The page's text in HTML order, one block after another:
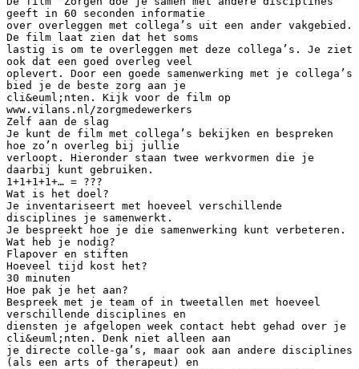
geeft in 60 seconden informatie
over overleggen met collega’s uit een ander vakgebied.
De film laat zien dat het soms
lastig is om te overleggen met deze collega’s. Je ziet
ook dat een goed overleg veel
oplevert. Door een goede samenwerking met je collega’s
bied je de beste zorg aan je
cli&euml;nten. Kijk voor de film op
www.vilans.nl/zorgmedewerkers
Zelf aan de slag
Je kunt de film met collega’s bekijken en bespreken
hoe zo’n overleg bij jullie
verloopt. Hieronder staan twee werkvormen die je
daarbij kunt gebruiken.
1+1+1+1+… = ???
Wat is het doel?
Je inventariseert met hoeveel verschillende
disciplines je samenwerkt.
Je bespreekt hoe je die samenwerking kunt verbeteren.
Wat heb je nodig?
Flapover en stiften
Hoeveel tijd kost het?
30 minuten
Hoe pak je het aan?
Bespreek met je team of in tweetallen met hoeveel
verschillende disciplines en
diensten je afgelopen week contact hebt gehad over je
cli&euml;nten. Denk niet alleen aan
je directe colle-ga’s, maar ook aan andere disciplines
(als een arts of therapeut) en